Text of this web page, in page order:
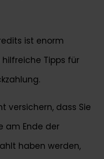
ist enorm
Tipps für
versichern, dass Sie
am Ende der
haben werden,